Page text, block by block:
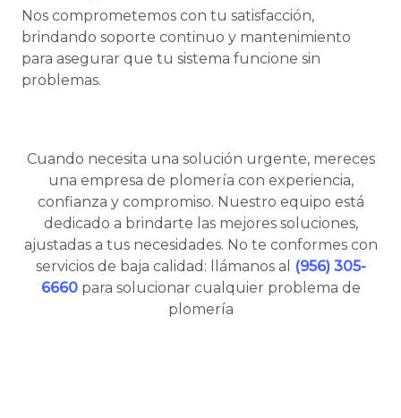
Nos comprometemos con tu satisfacción,
brindando soporte continuo y mantenimiento
para asegurar que tu sistema funcione sin
problemas.
Cuando necesita una solución urgente, mereces
una empresa de plomería con experiencia,
confianza y compromiso. Nuestro equipo está
dedicado a brindarte las mejores soluciones,
ajustadas a tus necesidades. No te conformes con
servicios de baja calidad: llámanos al
(956) 305-
6660para solucionar cualquier problema de
plomería